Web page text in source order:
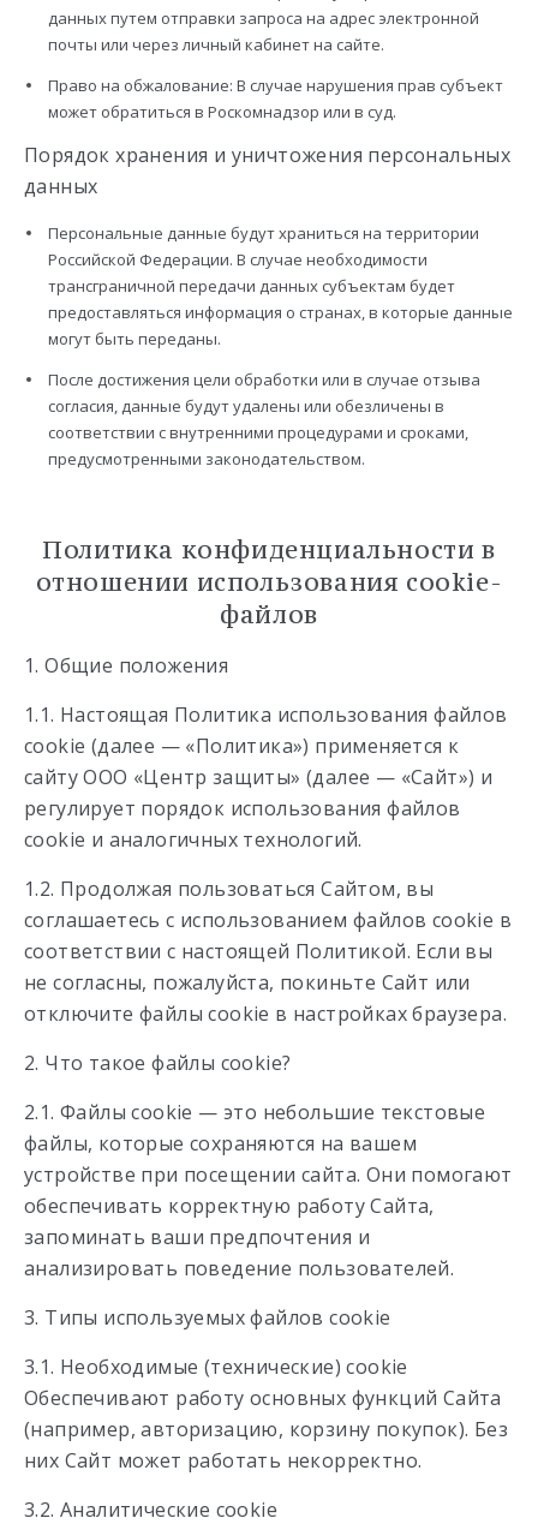
данных путем отправки запроса на адрес электронной
почты или через личный кабинет на сайте.
Право на обжалование: В случае нарушения прав субъект
может обратиться в Роскомнадзор или в суд.
Порядок хранения и уничтожения персональных
данных
Персональные данные будут храниться на территории
Российской Федерации. В случае необходимости
трансграничной передачи данных субъектам будет
предоставляться информация о странах, в которые данные
могут быть переданы.
После достижения цели обработки или в случае отзыва
согласия, данные будут удалены или обезличены в
соответствии с внутренними процедурами и сроками,
предусмотренными законодательством.
Политика конфиденциальности в
отношении использования cookie-
файлов
1. Общие положения
1.1. Настоящая Политика использования файлов
cookie (далее — «Политика») применяется к
сайту ООО «Центр защиты» (далее — «Сайт») и
регулирует порядок использования файлов
cookie и аналогичных технологий.
1.2. Продолжая пользоваться Сайтом, вы
соглашаетесь с использованием файлов cookie в
соответствии с настоящей Политикой. Если вы
не согласны, пожалуйста, покиньте Сайт или
отключите файлы cookie в настройках браузера.
2. Что такое файлы cookie?
2.1. Файлы cookie — это небольшие текстовые
файлы, которые сохраняются на вашем
устройстве при посещении сайта. Они помогают
обеспечивать корректную работу Сайта,
запоминать ваши предпочтения и
анализировать поведение пользователей.
3. Типы используемых файлов cookie
3.1. Необходимые (технические) cookie
Обеспечивают работу основных функций Сайта
(например, авторизацию, корзину покупок). Без
них Сайт может работать некорректно.
3.2. Аналитические cookie